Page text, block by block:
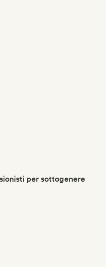
per sottogenere